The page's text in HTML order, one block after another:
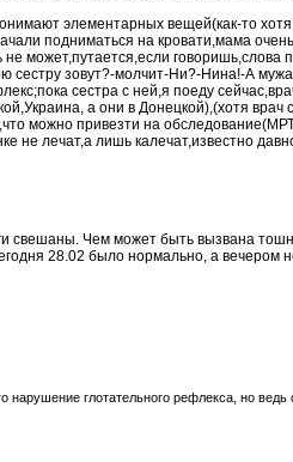
элементарных вещей(как-то
подниматься на кровати,мама
не может,путается,если говоришь,слова
сестру зовут?-молчит-Ни?-Нина!-А
сестра с ней,я поеду
а они в Донецкой),(хотя врач
можно привезти на
не лечат,а лишь калечат,известно
свешаны. Чем можетбыть вызвана
28.02 былонормально, а вечером
нарушение глотательного рефлекса, но ведь